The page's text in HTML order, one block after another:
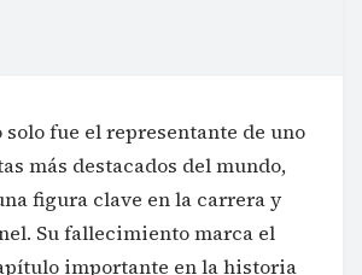
solo fue el representante de uno
más destacados del mundo,
figura clave en la carrera y
Su fallecimiento marca el
importante en la historia